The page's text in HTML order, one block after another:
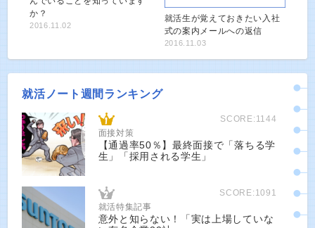
か？
2016.11.02
就活生が覚えておきたい入社
式の案内メールへの返信
2016.11.03
就活ノート週間ランキング
SCORE:1144
面接対策
【通過率50％】最終面接で「落ちる学
生」「採用される学生」
SCORE:1091
就活特集記事
意外と知らない！「実は上場していな